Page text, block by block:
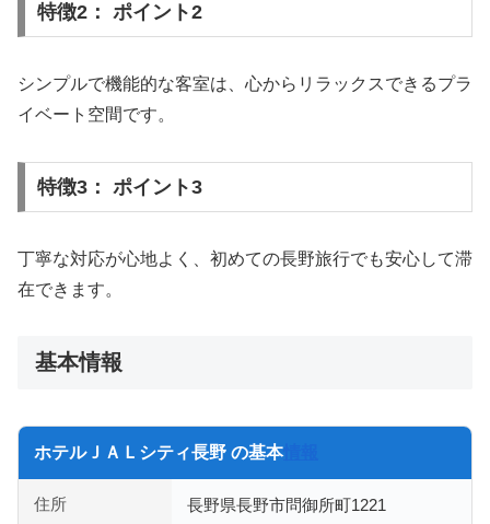
特徴2： ポイント2
シンプルで機能的な客室は、心からリラックスできるプラ
イベート空間です。
特徴3： ポイント3
丁寧な対応が心地よく、初めての長野旅行でも安心して滞
在できます。
基本情報
ホテルＪＡＬシティ長野 の基本情報
住所 長野県長野市問御所町1221